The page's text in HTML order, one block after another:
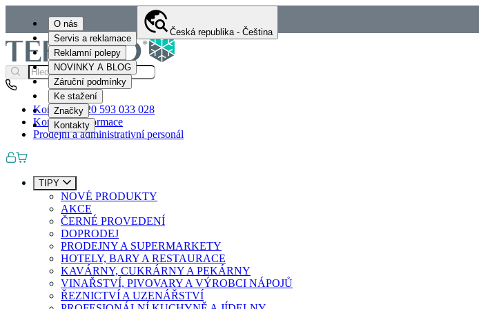
O nás
Servis a reklamace
Reklamní polepy
NOVINKY A BLOG
Záruční podmínky
Ke stažení
Značky
Kontakty
Česká republika - Čeština
Kontakty+420 593 033 028
Kontaktní informace
Prodejní a administrativní personál
TIPY
NOVÉ PRODUKTY
AKCE
ČERNÉ PROVEDENÍ
DOPRODEJ
PRODEJNY A SUPERMARKETY
HOTELY, BARY A RESTAURACE
KAVÁRNY, CUKRÁRNY A PEKÁRNY
VINAŘSTVÍ, PIVOVARY A VÝROBCI NÁPOJŮ
ŘEZNICTVÍ A UZENÁŘSTVÍ